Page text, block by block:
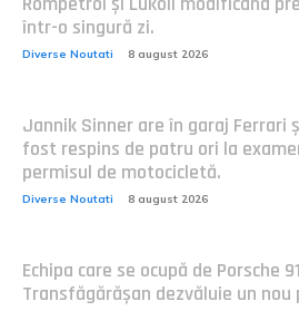
într-o singură zi.
Diverse Noutati 8 august 2026
Jannik Sinner are în garaj Ferrari
fost respins de patru ori la
permisul de motocicletă.
Diverse Noutati 8 august 2026
Echipa care se ocupă de Porsche
Transfăgărășan dezvăluie un